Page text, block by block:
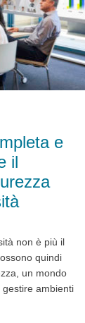
e
il
non è più il
quindi
un mondo
ambienti